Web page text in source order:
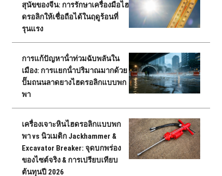
สุนัขของจีน: การรักษาเครื่องมือไฮ
ดรอลิกให้เชื่อถือได้ในฤดูร้อนที่
รุนแรง
การแก้ปัญหาน้ําท่วมฉับพลันใน
เมือง: การแยกน้ําปริมาณมากด้วย
ปั๊มถนนลาดยางไฮดรอลิกแบบพก
พา
เครื่องเจาะหินไฮดรอลิกแบบพก
พา vs นิวเมติก Jackhammer &
Excavator Breaker: จุดบกพร่อง
ของไซต์จริง & การเปรียบเทียบ
ต้นทุนปี 2026